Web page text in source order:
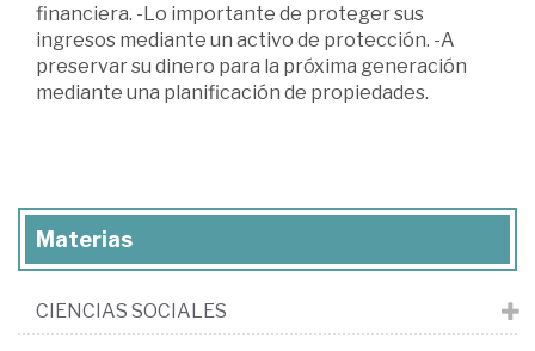
financiera. -Lo importante de proteger sus
ingresos mediante un activo de protección. -A
preservar su dinero para la próxima generación
mediante una planificación de propiedades.
Materias
CIENCIAS SOCIALES